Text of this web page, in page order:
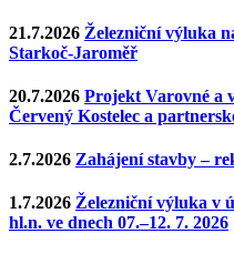
21.7.2026 Železniční výluka
Starkoč-Jaroměř
20.7.2026 Projekt Varovné a
Červený Kostelec a
2.7.2026 Zahájení stavby –
1.7.2026 Železniční výluka v
hl.n. ve dnech 07.–12. 7. 2026